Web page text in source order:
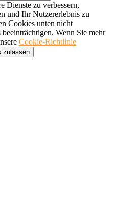
Dienste zu verbessern,
und Ihr Nutzererlebnis zu
Cookies unten nicht
Wenn Sie mehr
Cookie-Richtlinie
zulassen